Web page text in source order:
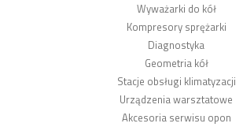
Wyważarki do kół
Kompresory sprężarki
Diagnostyka
Geometria kół
Stacje obsługi klimatyzacji
Urządzenia warsztatowe
Akcesoria serwisu opon